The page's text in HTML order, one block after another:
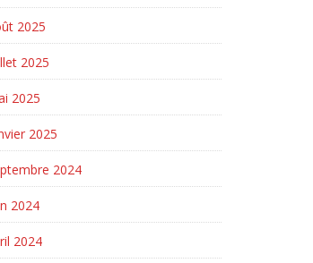
2025
2025
2025
2025
2024
2024
2024